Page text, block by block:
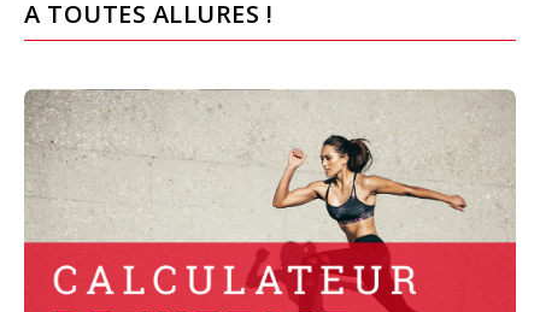
A TOUTES ALLURES !